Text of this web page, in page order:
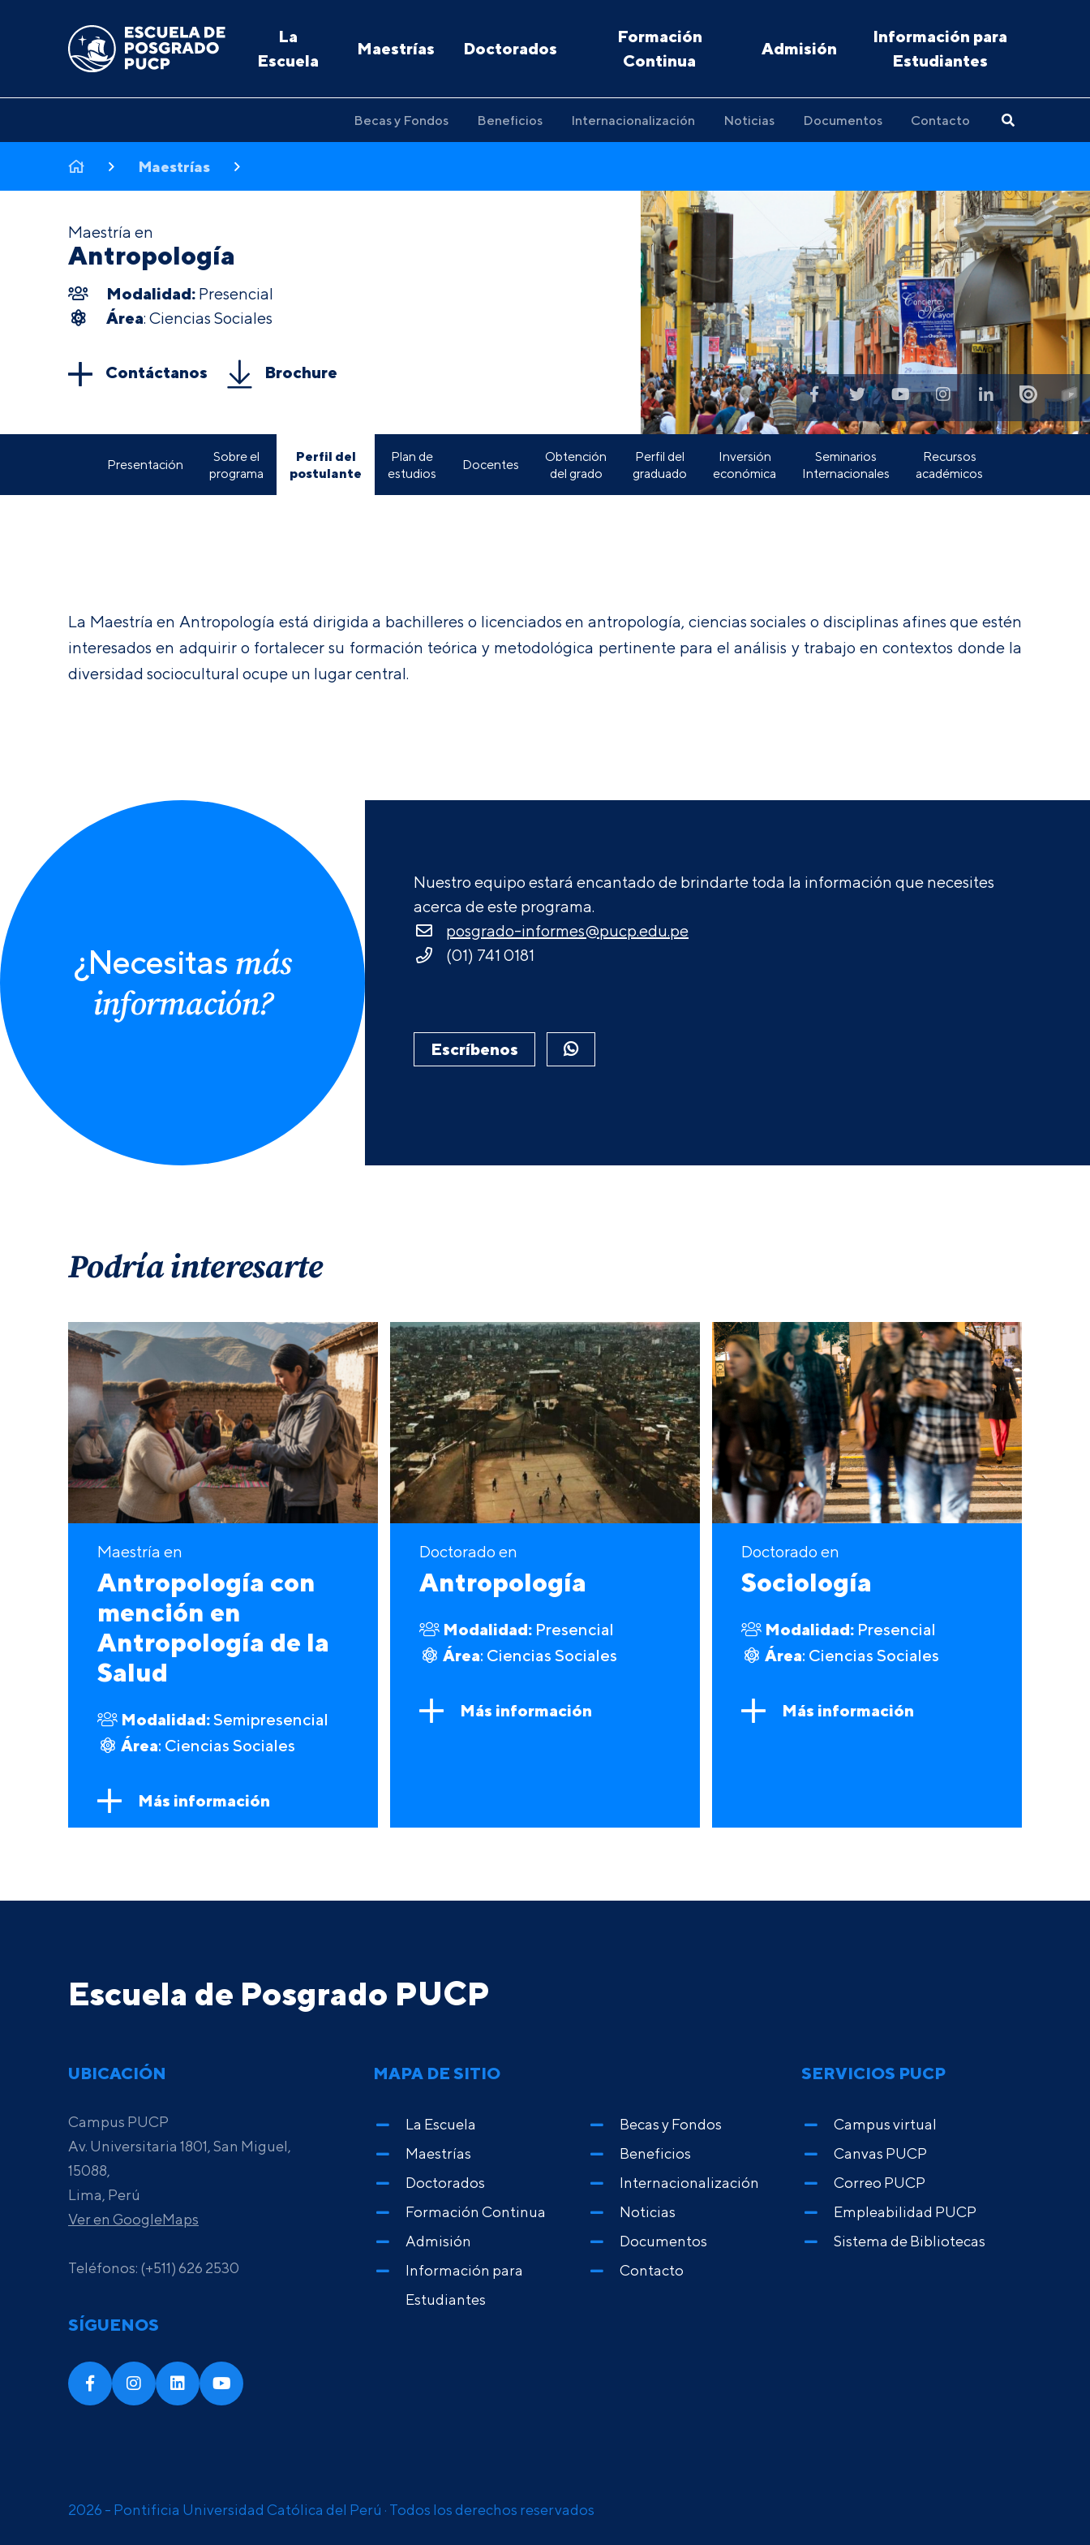
La
Escuela
Maestrías Doctorados
Formación
Continua
Admisión
Información para
Estudiantes
Becas y Fondos Beneficios Internacionalización Noticias Documentos Contacto
Maestrías
Maestría en
Antropología
Modalidad: Presencial
Área: Ciencias Sociales
Contáctanos Brochure
Presentación
Sobre el
programa
Perfil del
postulante
Plan de
estudios
Docentes
Obtención
del grado
Perfil del
graduado
Inversión
económica
Seminarios
Internacionales
Recursos
académicos
La Maestría en Antropología está dirigida a bachilleres o licenciados en antropología, ciencias sociales o disciplinas afines que estén
interesados en adquirir o fortalecer su formación teórica y metodológica pertinente para el análisis y trabajo en contextos donde la
diversidad sociocultural ocupe un lugar central.
¿Necesitas más
información?
Nuestro equipo estará encantado de brindarte toda la información que necesites
acerca de este programa.
posgrado-informes@pucp.edu.pe
(01) 741 0181
Escríbenos
Podría interesarte
Maestría en
Antropología con
mención en
Antropología de la
Salud
Modalidad:Semipresencial
Área: Ciencias Sociales
Más información
Doctorado en
Antropología
Modalidad: Presencial
Área: Ciencias Sociales
Más información
Doctorado en
Sociología
Modalidad: Presencial
Área: Ciencias Sociales
Más información
Escuela de Posgrado PUCP
UBICACIÓN
Campus PUCP
Av. Universitaria 1801, San Miguel,
15088,
Lima, Perú
Ver en GoogleMaps
Teléfonos: (+511) 626 2530
SÍGUENOS
MAPA DE SITIO
La Escuela
Maestrías
Doctorados
Formación Continua
Admisión
Información para
Estudiantes
Becas y Fondos
Beneficios
Internacionalización
Noticias
Documentos
Contacto
SERVICIOS PUCP
Campus virtual
Canvas PUCP
Correo PUCP
Empleabilidad PUCP
Sistema de Bibliotecas
2026 - Pontificia Universidad Católica del Perú · Todos los derechos reservados